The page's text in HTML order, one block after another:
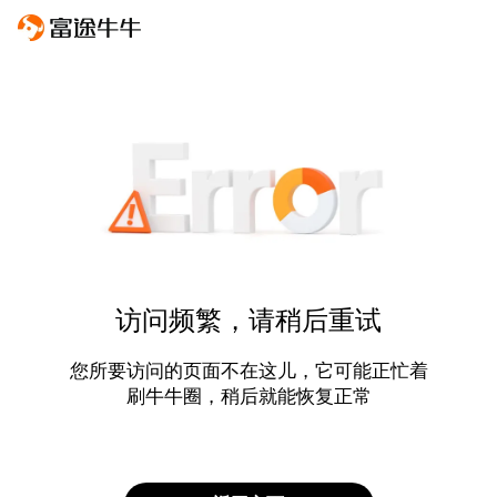
访问频繁，请稍后重试
您所要访问的页面不在这儿，它可能正忙着
刷牛牛圈，稍后就能恢复正常